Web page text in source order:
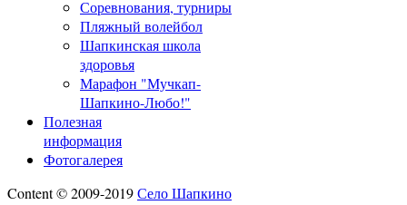
Соревнования, турниры
Пляжный волейбол
Шапкинская школа
здоровья
Марафон "Мучкап-
Шапкино-Любо!"
Полезная
информация
Фотогалерея
Content © 2009-2019Село Шапкино